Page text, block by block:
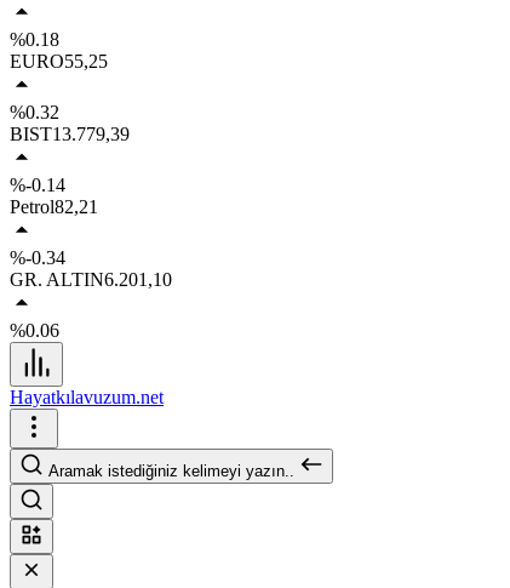
%0.18
EURO55,25
%0.32
BIST13.779,39
%-0.14
Petrol82,21
%-0.34
GR. ALTIN6.201,10
%0.06
Hayatkılavuzum.net
Aramak istediğiniz kelimeyi yazın..